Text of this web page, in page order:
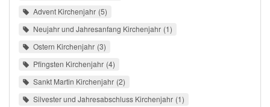
Advent Kirchenjahr 5
Neujahr und Jahresanfang Kirchenjahr 1
Ostern Kirchenjahr 3
Pfingsten Kirchenjahr 4
Sankt Martin Kirchenjahr 2
Silvester und Jahresabschluss Kirchenjahr 1